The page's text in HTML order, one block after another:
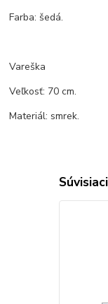
Farba: šedá.
Vareška
Veľkosť: 70 cm.
Materiál: smrek.